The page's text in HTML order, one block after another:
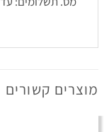
מוצרים קשורים